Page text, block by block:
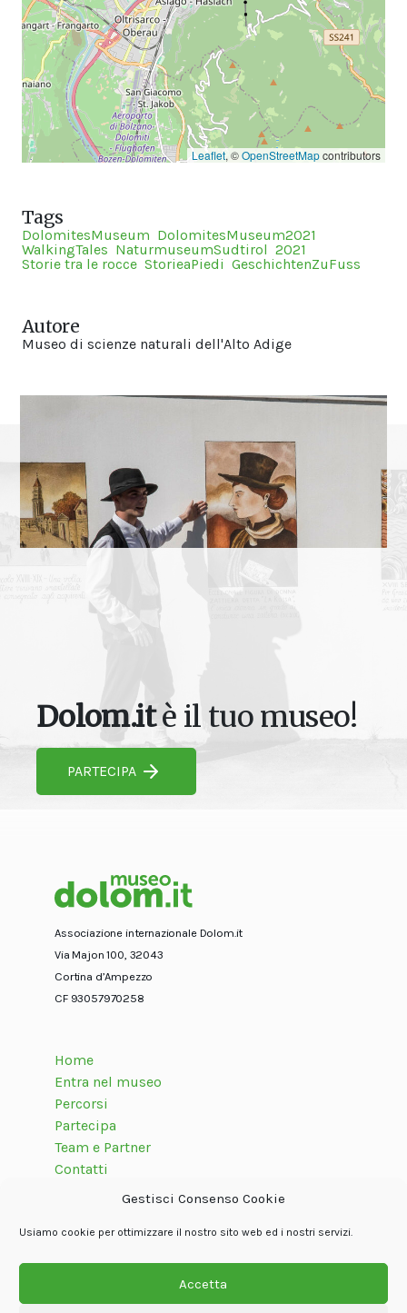
Gestisci Consenso Cookie
Usiamo cookie per ottimizzare il nostro sito web ed i nostri servizi.
Accetta
Leaflet, ©OpenStreetMapcontributors
Tags
DolomitesMuseum DolomitesMuseum2021
WalkingTales NaturmuseumSudtirol 2021
Storie tra le rocce StorieaPiedi GeschichtenZuFuss
Autore
Museo di scienze naturali dell'Alto Adige
Dolom.itè il tuo museo!
PARTECIPA
Associazione internazionale Dolom.it
Via Majon 100, 32043
Cortina d’Ampezzo
CF 93057970258
Home
Entra nel museo
Percorsi
Partecipa
Team e Partner
Contatti
Seguici su